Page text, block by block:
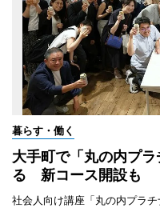
暮らす・働く
大手町で「丸の内プ
る 新コース開設も
社会人向け講座「丸の内プラ